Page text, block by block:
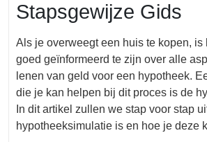
Stapsgewijze Gids
Als je overweegt een huis te kopen, is
goed geïnformeerd te zijn over alle
lenen van geld voor een hypotheek.
die je kan helpen bij dit proces is de
In dit artikel zullen we stap voor stap
hypotheeksimulatie is en hoe je deze